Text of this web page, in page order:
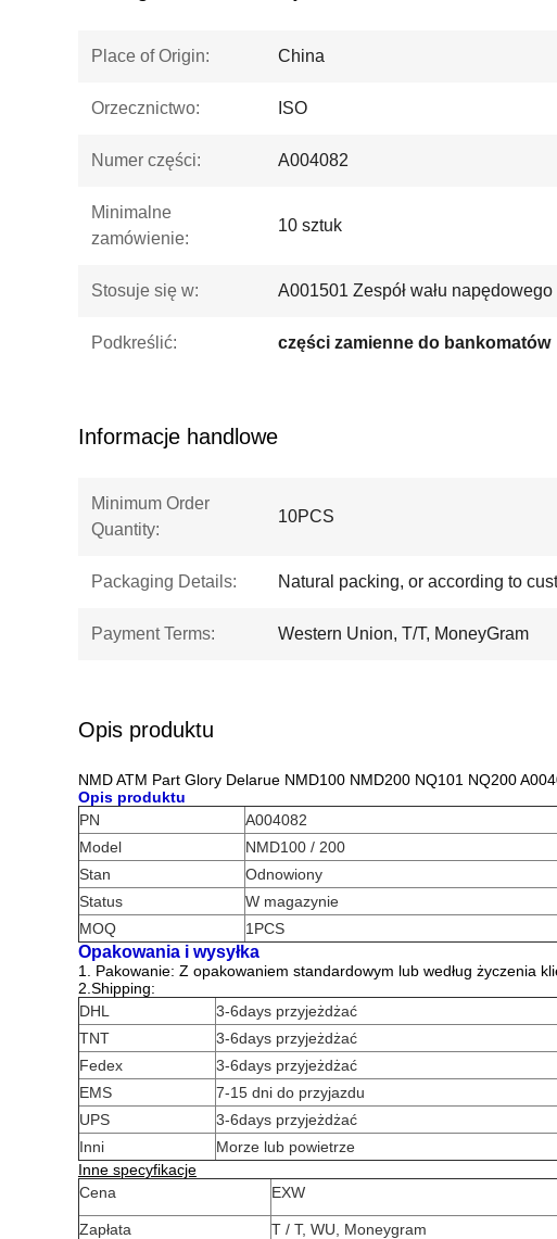
Place of Origin: China
Orzecznictwo: ISO
Numer części: A004082
Minimalne
zamówienie:
10 sztuk
Stosuje się w: A001501 Zespół wału napędowego
Podkreślić: części zamienne do bankomatów
Informacje handlowe
Minimum Order
Quantity:
10PCS
Packaging Details: Natural packing, or according to
Payment Terms: Western Union, T/T, MoneyGram
Opis produktu
NMD ATM Part Glory Delarue NMD100 NMD200 NQ101 NQ200
Opis produktu
PN
A004082
Model
NMD100 / 200
Stan
Odnowiony
Status
W magazynie
MOQ
1PCS
Opakowania i wysyłka
1. Pakowanie: Z opakowaniem standardowym lub według życzenia
2.Shipping:
DHL
3-6days przyjeżdżać
TNT
3-6days przyjeżdżać
Fedex
3-6days przyjeżdżać
EMS
7-15 dni do przyjazdu
UPS
3-6days przyjeżdżać
Inni
Morze lub powietrze
Inne specyfikacje
Cena
EXW
Zapłata T / T, WU, Moneygram